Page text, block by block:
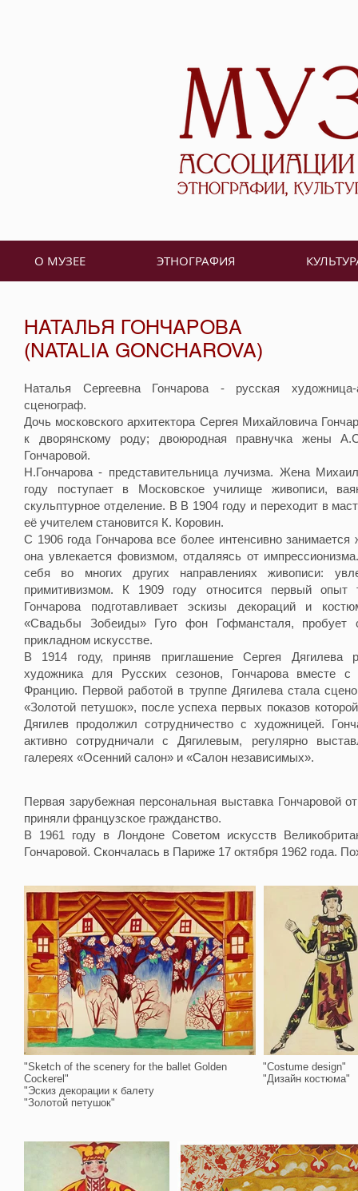
О МУЗЕЕ ЭТНОГРАФИЯ
НАТАЛЬЯ ГОНЧАРОВА
(NATALIA GONCHAROVA)
Наталья Сергеевна Гончарова - русская художница-
сценограф.
Дочь московского архитектора Сергея Михайловича
к дворянскому роду; двоюродная правнучка жены
Гончаровой.
Н.Гончарова - представительница лучизма. Жена
году поступает в Московское училище живописи,
скульптурное отделение. В В 1904 году и переходит в
её учителем становится К. Коровин.
С 1906 года Гончарова все более интенсивно
она увлекается фовизмом, отдаляясь от
себя во многих других направлениях живописи:
примитивизмом. К 1909 году относится первый опыт
Гончарова подготавливает эскизы декораций и
«Свадьбы Зобеиды» Гуго фон Гофмансталя, пробует
прикладном искусстве.
В 1914 году, приняв приглашение Сергея Дягилева
художника для Русских сезонов, Гончарова вместе
Францию. Первой работой в труппе Дягилева стала
«Золотой петушок», после успеха первых показов
Дягилев продолжил сотрудничество с художницей.
активно сотрудничали с Дягилевым, регулярно
галереях «Осенний салон» и «Салон независимых».
Первая зарубежная персональная выставка
приняли французское гражданство.
В 1961 году в Лондоне Советом искусств
Гончаровой. Скончалась в Париже 17 октября 1962 года.
"Sketch of the scenery for the ballet Golden
Cockerel"
"Эскиз декорации к балету
"Золотой петушок"
"Costume design"
"Дизайн костюма"